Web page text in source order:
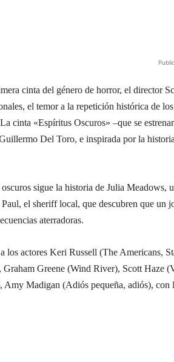
cinta del género de horror, el director
el temor a la repetición histórica de
cinta «Espíritus Oscuros» –que se
Del Toro, e inspirada por la
sigue la historia de Julia Meadows,
el sheriff local, que descubren que un
aterradoras.
los actores Keri Russell (The Americans,
Graham Greene (Wind River), Scott Haze
Amy Madigan (Adiós pequeña, adiós), con